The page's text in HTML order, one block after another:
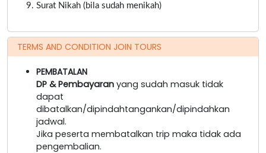
Surat Nikah (bila sudah menikah)
TERMS AND CONDITION JOIN TOURS
PEMBATALAN
DP & Pembayaran yang sudah masuk tidak
dapat
dibatalkan/dipindahtangankan/dipindahkan
jadwal.
Jika peserta membatalkan trip maka tidak ada
pengembalian.